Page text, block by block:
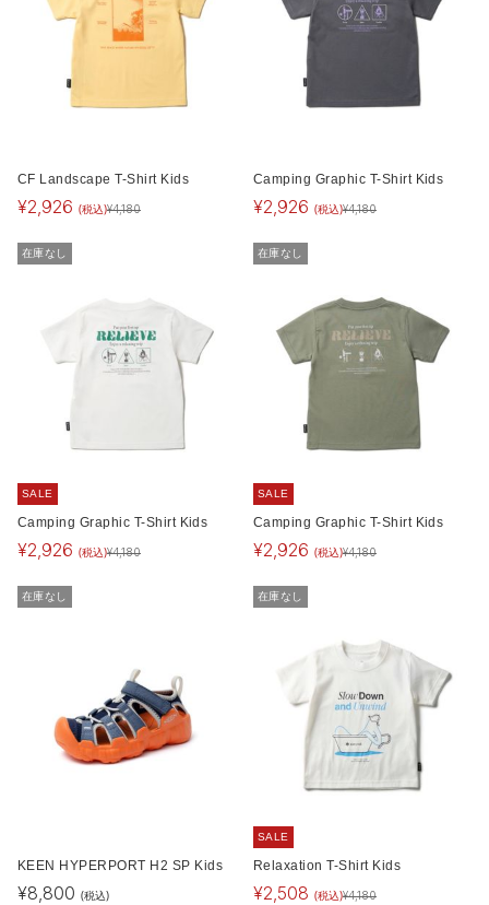
CF Landscape T-Shirt Kids
¥2,926 (税込)¥4,180
Camping Graphic T-Shirt Kids
¥2,926 (税込)¥4,180
在庫なし
SALE
Camping Graphic T-Shirt Kids
¥2,926 (税込)¥4,180
在庫なし
SALE
Camping Graphic T-Shirt Kids
¥2,926 (税込)¥4,180
在庫なし
KEEN HYPERPORT H2 SP Kids
¥8,800 (税込)
在庫なし
SALE
Relaxation T-Shirt Kids
¥2,508 (税込)¥4,180